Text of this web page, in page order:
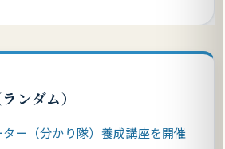
ンダム）
ー（分かり隊）養成講座を開催